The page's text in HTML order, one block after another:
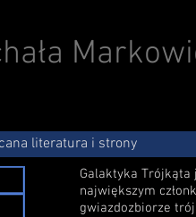
literatura i strony
Galaktyka
największym
gwiazdozbiorze